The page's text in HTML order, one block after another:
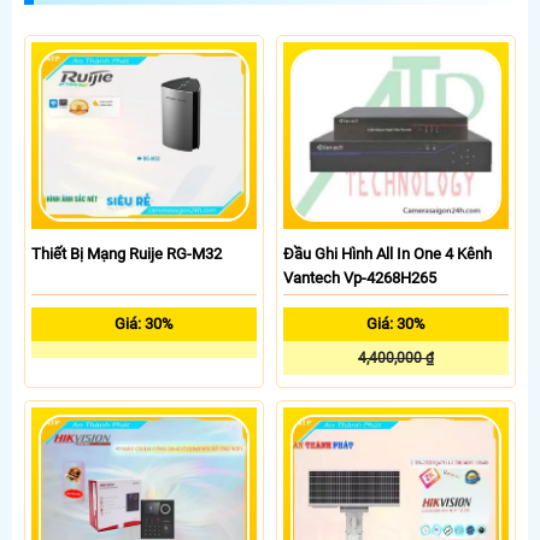
Camera Quan Sát
anh/chị thử thay nguồn cho đầu ghi hình hoặc thay ổ cứng để camera có
thể lưu lại được nhé>
Ngày: 21/06/2018
Ngô thị nga
nói về Những Thắc Mắc Cơ Bản Về Hệ
Thống Camera Quan Sát
Cho e hỏi,e đang sử dụng 10 camera,hiẻn tại e muốn xem lại thì xảy ra lỗi
No dis không xem lại được,bên trên góc trái màn hình có hiện chữ No.và
khi giám sát trực tiếp e kích chuột vào 1 camera bất kỳ để xem thì thấy
màn hình đứng yên,cho e hỏi lỗi như vậy là nguyên nhân do đâu,và nếu
xem trên điện thoại giám sát từ xa có xem lại được thời gian ghi hình
không?em xin cảm ơn ,và cách khắc phục lỗi đó như thế nào ah>
Ngày: 25/05/2018Lê ngọc quínói về Những Thắc Mắc Cơ Bản Về Hệ
Trên màng hình k xuất hiện con trỏ chuột nhấy chuột k phản hồi.>
Ngày: 07/04/2018 admin
nói về Những Thắc Mắc Cơ Bản Về Hệ Thống
Camera Quan Sát
Chào anh/chị Hanh: Anh/chị chưa có wifi muốn dùng bộ phát 3G đúng
không ạ, anh/chị liên hệ hotline để được biết rõ hơn nhé >
Camera Quan Sát
Mình muốn lặp bộ camera 12 cổng để xem qua điện thoại thì cần bộ
intenet công xuất bao nhiêu >
Ngày: 30/03/2018admin
nói về Những Thắc Mắc Cơ Bản Về Hệ Thống
Camera Quan Sát
Nguyễn Tấn Phương
camera quan sát zoom được, tuy nhiên để
Thiết Bị Mạng Ruije RG-M32
Giá: 30%
Đầu Ghi Hình All In One 4 Kênh
Vantech Vp-4268H265
Giá: 30%
4,400,000 ₫